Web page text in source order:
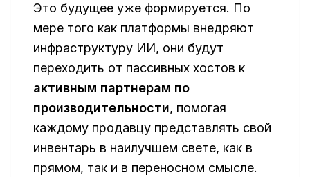
Это будущее уже формируется. По
мере того как платформы внедряют
инфраструктуру ИИ, они будут
переходить от пассивных хостов к
активным партнерам по
производительности, помогая
каждому продавцу представлять свой
инвентарь в наилучшем свете, как в
прямом, так и в переносном смысле.